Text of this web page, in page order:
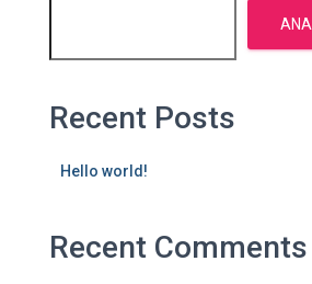
Recent Posts
Hello world!
Recent Comments